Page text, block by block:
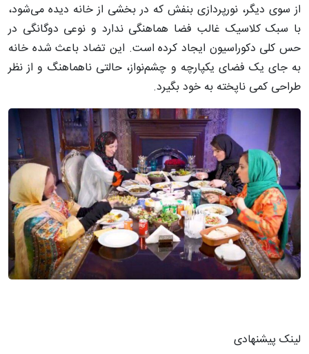
از سوی دیگر، نورپردازی بنفش که در بخشی از خانه دیده می‌شود،
با سبک کلاسیک غالب فضا هماهنگی ندارد و نوعی دوگانگی در
حس کلی دکوراسیون ایجاد کرده است. این تضاد باعث شده خانه
به جای یک فضای یکپارچه و چشم‌نواز، حالتی ناهماهنگ و از نظر
طراحی کمی ناپخته به خود بگیرد.
لینک پیشنهادی